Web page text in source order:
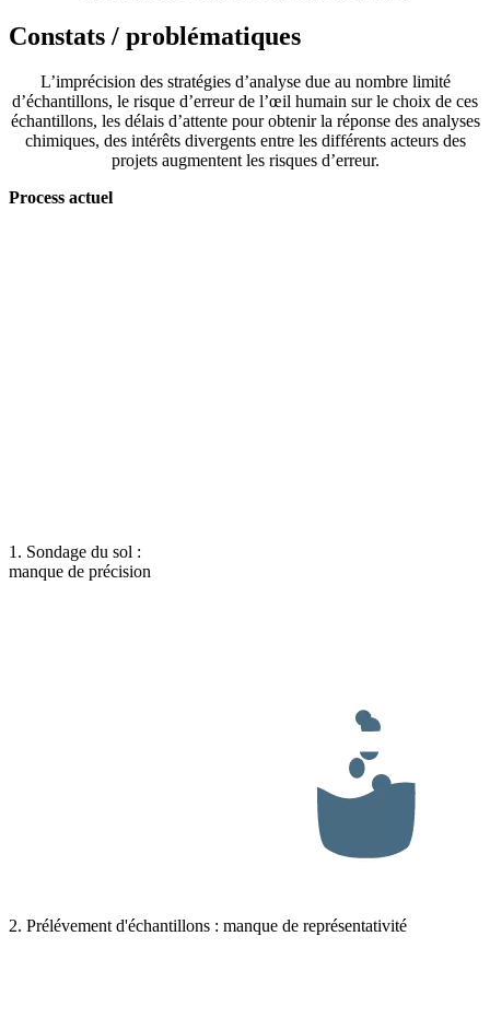
Constats / problématiques
L’imprécision des stratégies d’analyse due au nombre limité
d’échantillons, le risque d’erreur de l’œil humain sur le choix de ces
échantillons, les délais d’attente pour obtenir la réponse des analyses
chimiques, des intérêts divergents entre les différents acteurs des
projets augmentent les risques d’erreur.
Process actuel
1. Sondage du sol :
manque de précision
2. Prélévement d'échantillons : manque de représentativité